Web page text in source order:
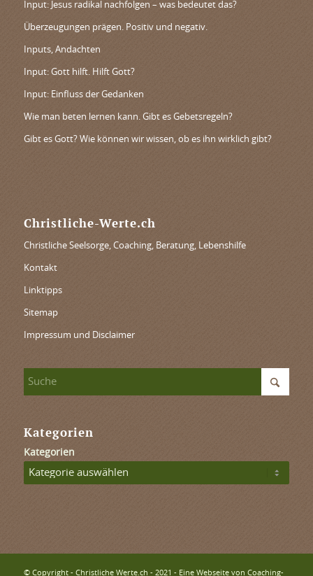
Input: Jesus radikal nachfolgen – was bedeutet das?
Überzeugungen prägen. Positiv und negativ.
Inputs, Andachten
Input: Gott hilft. Hilft Gott?
Input: Einfluss der Gedanken
Wie man beten lernen kann. Gibt es Gebetsregeln?
Gibt es Gott? Wie können wir wissen, ob es ihn wirklich gibt?
Christliche-Werte.ch
Christliche Seelsorge, Coaching, Beratung, Lebenshilfe
Kontakt
Linktipps
Sitemap
Impressum und Disclaimer
Kategorien
Kategorien
© Copyright - Christliche Werte.ch - 2021 - Eine Webseite von Coaching-